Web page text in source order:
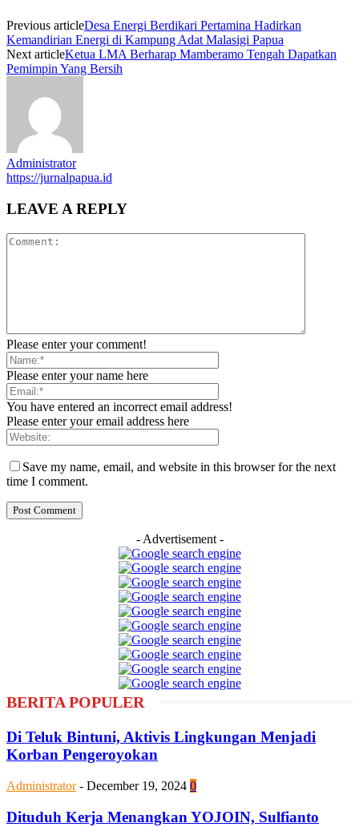
Previous articleDesa Energi Berdikari Pertamina Hadirkan
Kemandirian Energi di Kampung Adat Malasigi Papua
Next articleKetua LMA Berharap Mamberamo Tengah Dapatkan
Pemimpin Yang Bersih
Administrator
https://jurnalpapua.id
LEAVE A REPLY
Please enter your comment!
Please enter your name here
You have entered an incorrect email address!
Please enter your email address here
Save my name, email, and website in this browser for the next
time I comment.
- Advertisement -
BERITA POPULER
Di Teluk Bintuni, Aktivis Lingkungan Menjadi
Korban Pengeroyokan
Administrator - December 19, 2024 0
Dituduh Kerja Menangkan YOJOIN, Sulfianto